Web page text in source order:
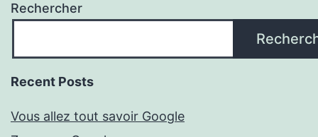
Rechercher
Recent Posts
Vous allez tout savoir Google